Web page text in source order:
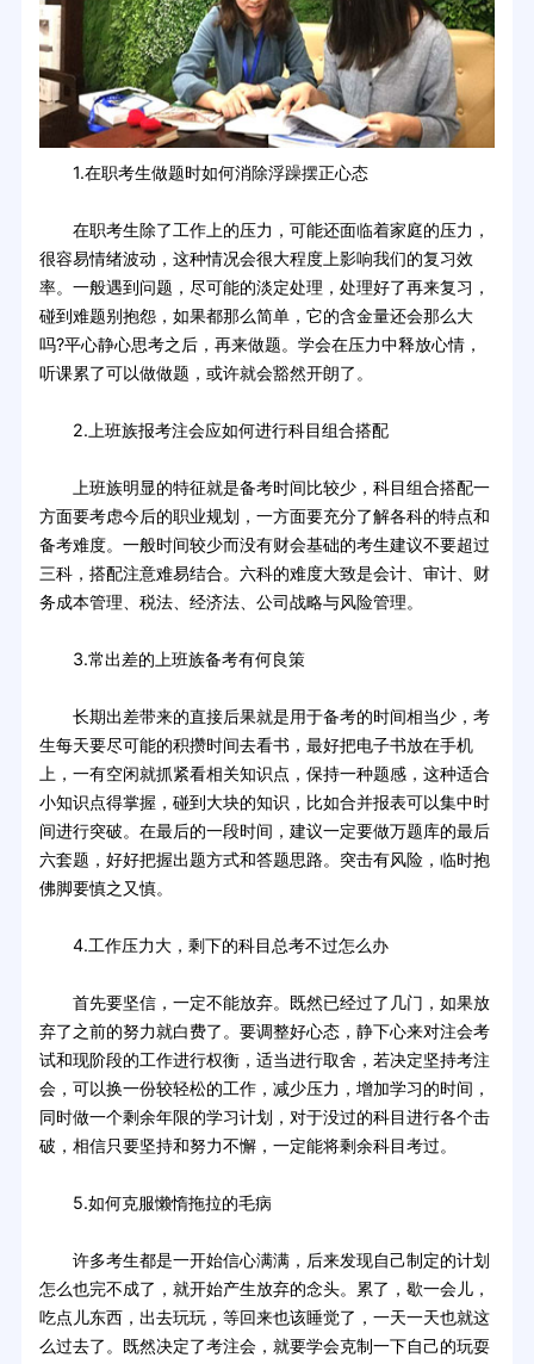
1.在职考生做题时如何消除浮躁摆正心态
在职考生除了工作上的压力，可能还面临着家庭的压力，
很容易情绪波动，这种情况会很大程度上影响我们的复习效
率。一般遇到问题，尽可能的淡定处理，处理好了再来复习，
碰到难题别抱怨，如果都那么简单，它的含金量还会那么大
吗?平心静心思考之后，再来做题。学会在压力中释放心情，
听课累了可以做做题，或许就会豁然开朗了。
2.上班族报考注会应如何进行科目组合搭配
上班族明显的特征就是备考时间比较少，科目组合搭配一
方面要考虑今后的职业规划，一方面要充分了解各科的特点和
备考难度。一般时间较少而没有财会基础的考生建议不要超过
三科，搭配注意难易结合。六科的难度大致是会计、审计、财
务成本管理、税法、经济法、公司战略与风险管理。
3.常出差的上班族备考有何良策
长期出差带来的直接后果就是用于备考的时间相当少，考
生每天要尽可能的积攒时间去看书，最好把电子书放在手机
上，一有空闲就抓紧看相关知识点，保持一种题感，这种适合
小知识点得掌握，碰到大块的知识，比如合并报表可以集中时
间进行突破。在最后的一段时间，建议一定要做万题库的最后
六套题，好好把握出题方式和答题思路。突击有风险，临时抱
佛脚要慎之又慎。
4.工作压力大，剩下的科目总考不过怎么办
首先要坚信，一定不能放弃。既然已经过了几门，如果放
弃了之前的努力就白费了。要调整好心态，静下心来对注会考
试和现阶段的工作进行权衡，适当进行取舍，若决定坚持考注
会，可以换一份较轻松的工作，减少压力，增加学习的时间，
同时做一个剩余年限的学习计划，对于没过的科目进行各个击
破，相信只要坚持和努力不懈，一定能将剩余科目考过。
5.如何克服懒惰拖拉的毛病
许多考生都是一开始信心满满，后来发现自己制定的计划
怎么也完不成了，就开始产生放弃的念头。累了，歇一会儿，
吃点儿东西，出去玩玩，等回来也该睡觉了，一天一天也就这
么过去了。既然决定了考注会，就要学会克制一下自己的玩耍